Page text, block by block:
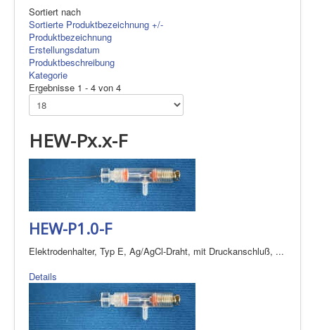
Sortiert nach
Sortierte Produktbezeichnung +/-
Produktbezeichnung
Erstellungsdatum
Produktbeschreibung
Kategorie
Ergebnisse 1 - 4 von 4
HEW-Px.x-F
HEW-P1.0-F
Elektrodenhalter, Typ E, Ag/AgCl-Draht, mit Druckanschluß, ...
Details